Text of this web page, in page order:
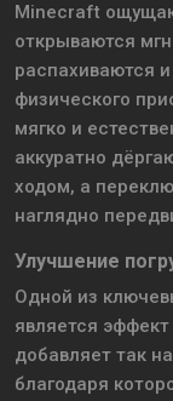
Minecraft
открываются
распахиваются
физического
мягко и
аккуратно
ходом, а
наглядно
Улучшение
Одной из
является
добавляет так
благодаря